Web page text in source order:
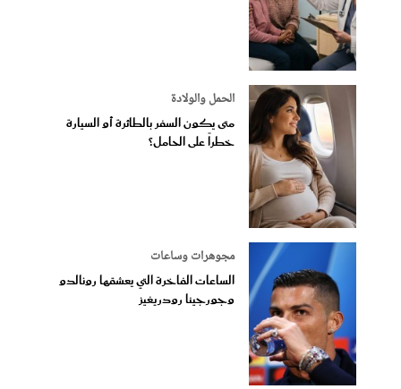
الحمل والولادة
متى يكون السفر بالطائرة أو السيارة
خطراً على الحامل؟
مجوهرات وساعات
الساعات الفاخرة التي يعشقها رونالدو
وجورجينا رودريغيز